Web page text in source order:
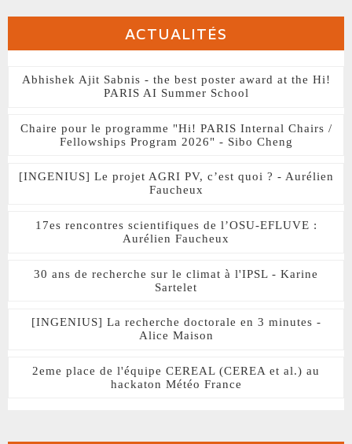
ACTUALITÉS
Abhishek Ajit Sabnis - the best poster award at the Hi!
PARIS AI Summer School
Chaire pour le programme "Hi! PARIS Internal Chairs /
Fellowships Program 2026" - Sibo Cheng
[INGENIUS] Le projet AGRI PV, c’est quoi ? - Aurélien
Faucheux
17es rencontres scientifiques de l’OSU-EFLUVE :
Aurélien Faucheux
30 ans de recherche sur le climat à l'IPSL - Karine
Sartelet
[INGENIUS] La recherche doctorale en 3 minutes -
Alice Maison
2eme place de l'équipe CEREAL (CEREA et al.) au
hackaton Météo France